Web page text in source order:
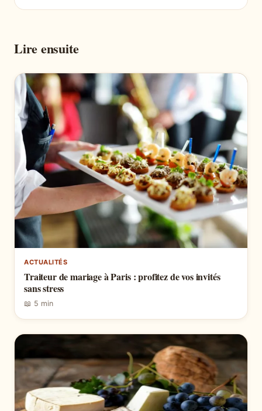
Lire ensuite
ACTUALITÉS
Traiteur de mariage à Paris : profitez de vos invités
sans stress
📖 5 min